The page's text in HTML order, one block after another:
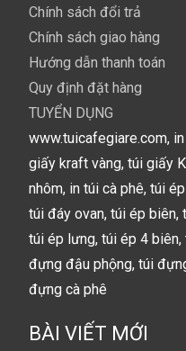
Chính sách đổi trả
Chính sách giao hàng
Hướng dẫn thanh toán
Quy định đặt hàng
TUYỂN DỤNG
www.tuicafegiare.com,
giấy kraft vàng, túi giấy
nhôm, in túi cà phê, túi
túi đáy ovan, túi ép biên,
túi ép lưng, túi ép 4
đựng đậu phộng, túi
đựng cà phê
BÀI VIẾT MỚI